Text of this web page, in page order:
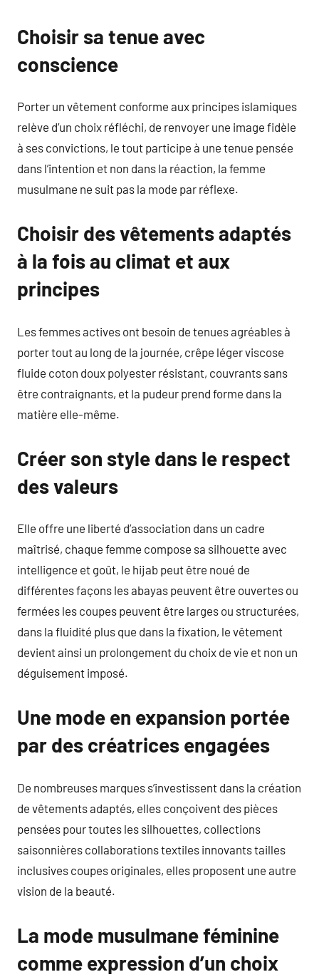
Choisir sa tenue avec
conscience
Porter un vêtement conforme aux principes islamiques
relève d’un choix réfléchi, de renvoyer une image fidèle
à ses convictions, le tout participe à une tenue pensée
dans l’intention et non dans la réaction, la femme
musulmane ne suit pas la mode par réflexe.
Choisir des vêtements adaptés
à la fois au climat et aux
principes
Les femmes actives ont besoin de tenues agréables à
porter tout au long de la journée, crêpe léger viscose
fluide coton doux polyester résistant, couvrants sans
être contraignants, et la pudeur prend forme dans la
matière elle-même.
Créer son style dans le respect
des valeurs
Elle offre une liberté d’association dans un cadre
maîtrisé, chaque femme compose sa silhouette avec
intelligence et goût, le hijab peut être noué de
différentes façons les abayas peuvent être ouvertes ou
fermées les coupes peuvent être larges ou structurées,
dans la fluidité plus que dans la fixation, le vêtement
devient ainsi un prolongement du choix de vie et non un
déguisement imposé.
Une mode en expansion portée
par des créatrices engagées
De nombreuses marques s’investissent dans la création
de vêtements adaptés, elles conçoivent des pièces
pensées pour toutes les silhouettes, collections
saisonnières collaborations textiles innovants tailles
inclusives coupes originales, elles proposent une autre
vision de la beauté.
La mode musulmane féminine
comme expression d’un choix